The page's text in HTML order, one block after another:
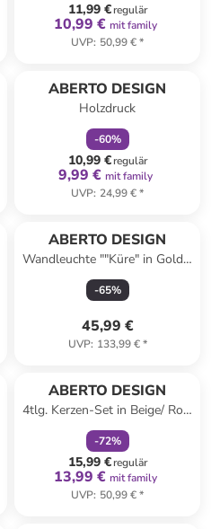
11,99 €regulär
10,99 € mit family
UVP: 50,99 €*
ABERTO DESIGN
Holzdruck
-60%
10,99 €regulär
9,99 € mit family
UVP: 24,99 €*
ABERTO DESIGN
Wandleuchte ""Küre" in Gold -
(B)15 x (H)15 x (T)15 cm
-65%
45,99 €
UVP: 133,99 €*
ABERTO DESIGN
4tlg. Kerzen-Set in Beige/ Rot/
Grün
-72%
15,99 €regulär
13,99 € mit family
UVP: 50,99 €*